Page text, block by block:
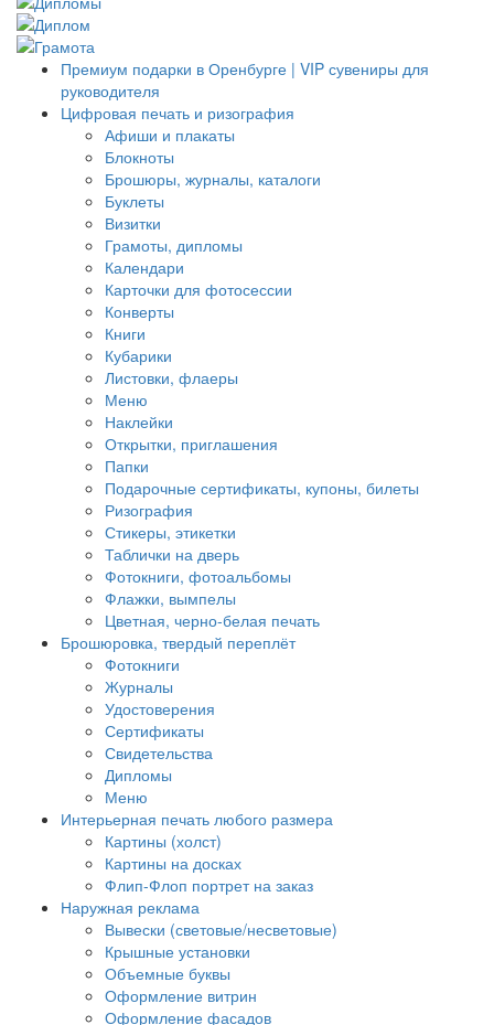
Премиум подарки в Оренбурге | VIP сувениры для
руководителя
Цифровая печать и ризография
Афиши и плакаты
Блокноты
Брошюры, журналы, каталоги
Буклеты
Визитки
Грамоты, дипломы
Календари
Карточки для фотосессии
Конверты
Книги
Кубарики
Листовки, флаеры
Меню
Наклейки
Открытки, приглашения
Папки
Подарочные сертификаты, купоны, билеты
Ризография
Стикеры, этикетки
Таблички на дверь
Фотокниги, фотоальбомы
Флажки, вымпелы
Цветная, черно-белая печать
Брошюровка, твердый переплёт
Фотокниги
Журналы
Удостоверения
Сертификаты
Свидетельства
Дипломы
Меню
Интерьерная печать любого размера
Картины (холст)
Картины на досках
Флип-Флоп портрет на заказ
Наружная реклама
Вывески (световые/несветовые)
Крышные установки
Объемные буквы
Оформление витрин
Оформление фасадов